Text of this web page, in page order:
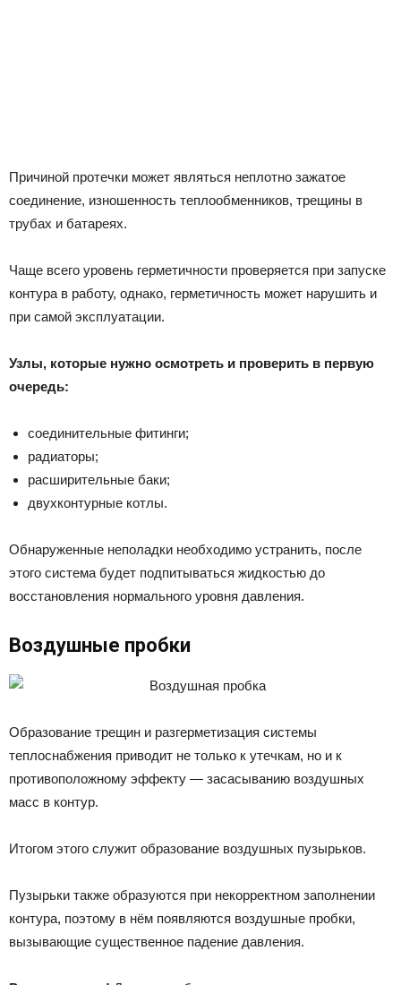
Причиной протечки может являться неплотно зажатое
соединение, изношенность теплообменников, трещины в
трубах и батареях.
Чаще всего уровень герметичности проверяется при запуске
контура в работу, однако, герметичность может нарушить и
при самой эксплуатации.
Узлы, которые нужно осмотреть и проверить в первую
очередь:
соединительные фитинги;
радиаторы;
расширительные баки;
двухконтурные котлы.
Обнаруженные неполадки необходимо устранить, после
этого система будет подпитываться жидкостью до
восстановления нормального уровня давления.
Воздушные пробки
Образование трещин и разгерметизация системы
теплоснабжения приводит не только к утечкам, но и к
противоположному эффекту — засасыванию воздушных
масс в контур.
Итогом этого служит образование воздушных пузырьков.
Пузырьки также образуются при некорректном заполнении
контура, поэтому в нём появляются воздушные пробки,
вызывающие существенное падение давления.